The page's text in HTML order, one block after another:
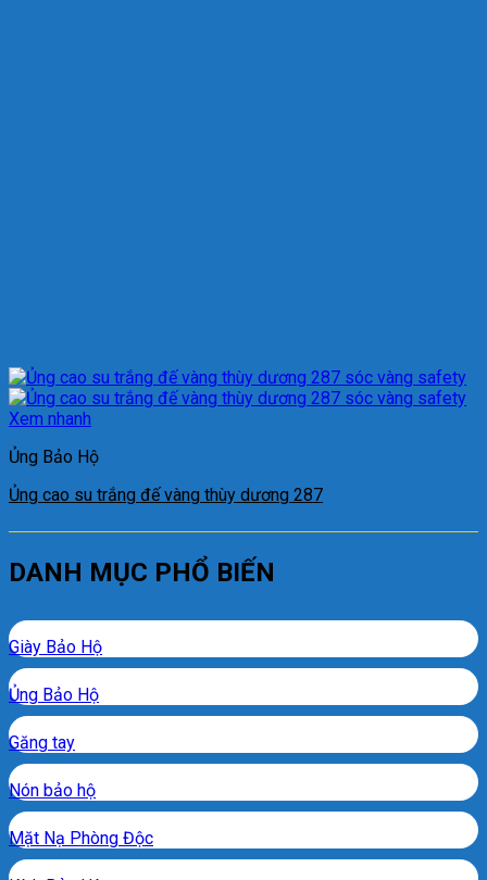
Xem nhanh
Ủng Bảo Hộ
Ủng cao su trắng đế vàng thùy dương 287
DANH MỤC PHỔ BIẾN
Giày Bảo Hộ
Ủng Bảo Hộ
Găng tay
Nón bảo hộ
Mặt Nạ Phòng Độc